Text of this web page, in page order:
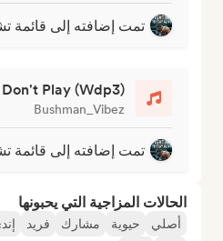
تمت إضافته إلى قائمة
Play (Wdp3)
Bushman_Vibez
تمت إضافته إلى قائمة
الحالات المزاجية التي يحبونها
أصلي حيوية مشارك فريد